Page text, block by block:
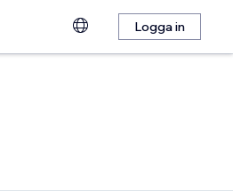
Logga in